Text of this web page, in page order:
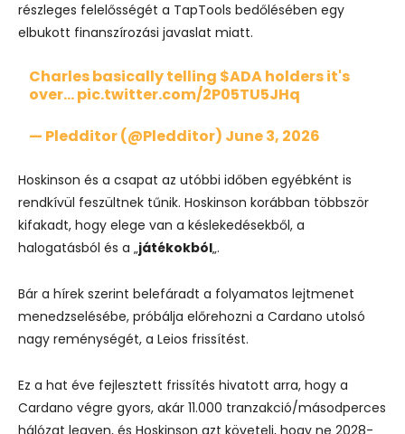
részleges felelősségét a TapTools bedőlésében egy
elbukott finanszírozási javaslat miatt.
Charles basically telling $ADAholders it's
over…pic.twitter.com/2P05TU5JHq
— Pledditor (@Pledditor) June 3, 2026
Hoskinson és a csapat az utóbbi időben egyébként is
rendkívül feszültnek tűnik. Hoskinson korábban többször
kifakadt, hogy elege van a késlekedésekből, a
halogatásból és a „játékokból„.
Bár a hírek szerint belefáradt a folyamatos lejtmenet
menedzselésébe, próbálja előrehozni a Cardano utolsó
nagy reménységét, a Leios frissítést.
Ez a hat éve fejlesztett frissítés hivatott arra, hogy a
Cardano végre gyors, akár 11.000 tranzakció/másodperces
hálózat legyen, és Hoskinson azt követeli, hogy ne 2028-